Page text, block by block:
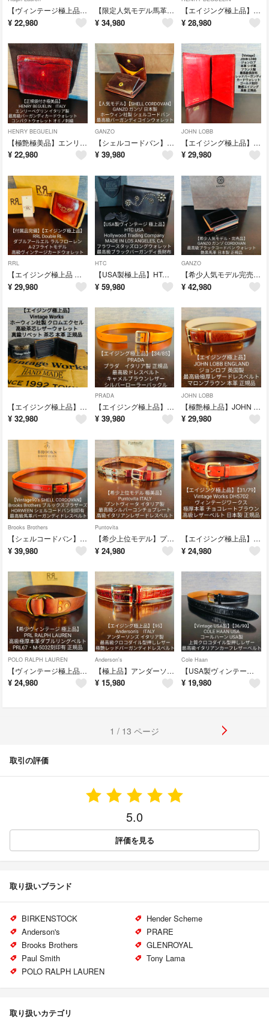
【ヴィンテージ極上品】ラルフローレン 最高級艶黒茶芯ドレスベルト 本革イタリア製
¥ 22,980
【限定人気モデル馬革極上品】最高級馬革ショルダーバッグ コードバン×ホースハイド
¥ 34,980
【エイジング極上品】エンリーベグリン 最高級ラウンドファスナー長財布 OCEAN
¥ 28,980
HENRY BEGUELIN
【極艶極美品】エンリーベグリン 最高級バーガンディカードウォレット イタリア製
¥ 22,980
GANZO
【シェルコードバン】ガンゾ 最高級コインウォレット ホーウィン社製 バーガンディ
¥ 39,980
JOHN LOBB
【エイジング極上品】JOHN LOBB 最高級レッドバーガンディカードウォレット
¥ 29,980
RRL
【エイジング極上品 付属品完備】RRL ラルフローレン 高級本革カードウォレット
¥ 29,980
HTC
【USA製極上品】HTC 最高級フラワースタッズロングウォレット 艶黒茶芯正規品
¥ 59,980
GANZO
【希少人気モデル完売品】ガンゾ 最高級コードバンLファスナーコンパクトウォレット
¥ 42,980
【エイジング極上品】ヴィンテージワークス 高級茶芯クロムエクセルレザーウォレット
¥ 32,980
PRADA
【エイジング極上品】PRADA 最高級シルバーバックルドレスベルト 艶本革正規品
¥ 39,980
JOHN LOBB
【極艶極上品】JOHN LOBB 最高級極厚本革ドレスベルト ジョンロブ 正規品
¥ 29,980
Brooks Brothers
【シェルコードバン】ブルックスブラザーズ 最高級極艶馬革バーガンディドレスベルト
¥ 39,980
Puntovita
【希少上位モデル】プントヴィータ 最高級シルバーコンチョドレスベルト イタリア製
¥ 24,980
【エイジング極上品】ヴィンテージワークス 高級極厚本革ドレスベルト 日本製正規品
¥ 24,980
POLO RALPH LAUREN
【ヴィンテージ極上品】PRL67 高級極厚本革ダブルリングベルト ラルフローレン
¥ 24,980
Anderson's
【極上品】アンダーソンズ 最高級クロコダイル型押しレッドバーガンディドレスベルト
¥ 15,980
Cole Haan
【USA製ヴィンテージ】コールハーン クロコダイル型押レザー 最高級ドレスベルト
¥ 19,980
1 / 13 ページ
取引の評価
5.0
評価を見る
取り扱いブランド
BIRKENSTOCK
Hender Scheme
Anderson's
PRARE
Brooks Brothers
GLENROYAL
Paul Smith
Tony Lama
POLO RALPH LAUREN
取り扱いカテゴリ